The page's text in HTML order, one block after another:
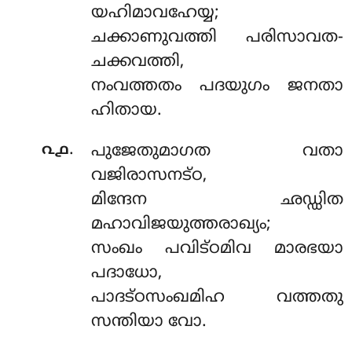
യഹിമാവഹേയ്യ;
ചക്കാണുവത്തി പരിസാവത-
ചക്കവത്തി,
നംവത്തതം പദയുഗം ജനതാ
ഹിതായ.
൨൧.
പുജേതുമാഗത വതാ
വജിരാസനട്ഠ,
മിന്ദേന ഛഡ്ഡിത
മഹാവിജയുത്തരാഖ്യം;
സംഖം പവിട്ഠമിവ മാരഭയാ
പദാധോ,
പാദട്ഠസംഖമിഹ വത്തതു
സന്തിയാ വോ.